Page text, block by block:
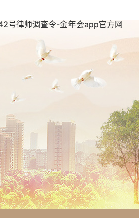
号律师调查令-金年会app官方网